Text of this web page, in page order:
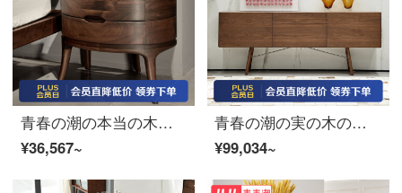
青春の潮の本当の木の枕元の意味式の極簡のデザイナーの枕元の戸棚の暗い胡桃の木の別荘の寝室の楕円のベッドの辺の戸棚の幅の61*深い46*高い51 cm
¥36,567~
青春の潮の実の木の食事の辺の戸棚の暗いクルミの木の倉庫の北欧の別荘の高食の辺の戸棚の210*41*81 cm
¥99,034~